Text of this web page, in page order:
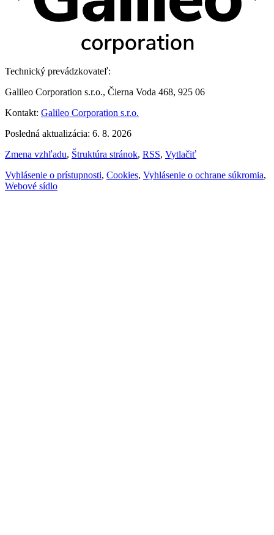
Technický prevádzkovateľ:
Galileo Corporation s.r.o., Čierna Voda 468, 925 06
Kontakt: Galileo Corporation s.r.o.
Posledná aktualizácia: 6. 8. 2026
Zmena vzhľadu, Štruktúra stránok, RSS, Vytlačiť
Vyhlásenie o prístupnosti, Cookies, Vyhlásenie o ochrane súkromia,
Webové sídlo